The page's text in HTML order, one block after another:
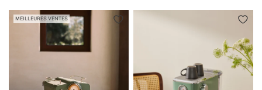
MEILLEURES VENTES